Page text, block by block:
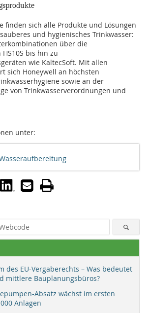
finden sich alle Produkte und Lösungen
und hygienisches Trinkwasser:
über die
bis hin zu
wie KaltecSoft. Mit allen
sich Honeywell an höchsten
sowie an der
von Trinkwasserverordnungen und
unter:
des EU-Vergaberechts – Was bedeutet
mittlere Bauplanungsbüros?
Absatz wächst im ersten
Anlagen